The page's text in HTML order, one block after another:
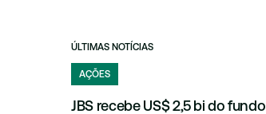
ÚLTIMAS NOTÍCIAS
AÇÕES
JBS recebe US$ 2,5 bi do fundo